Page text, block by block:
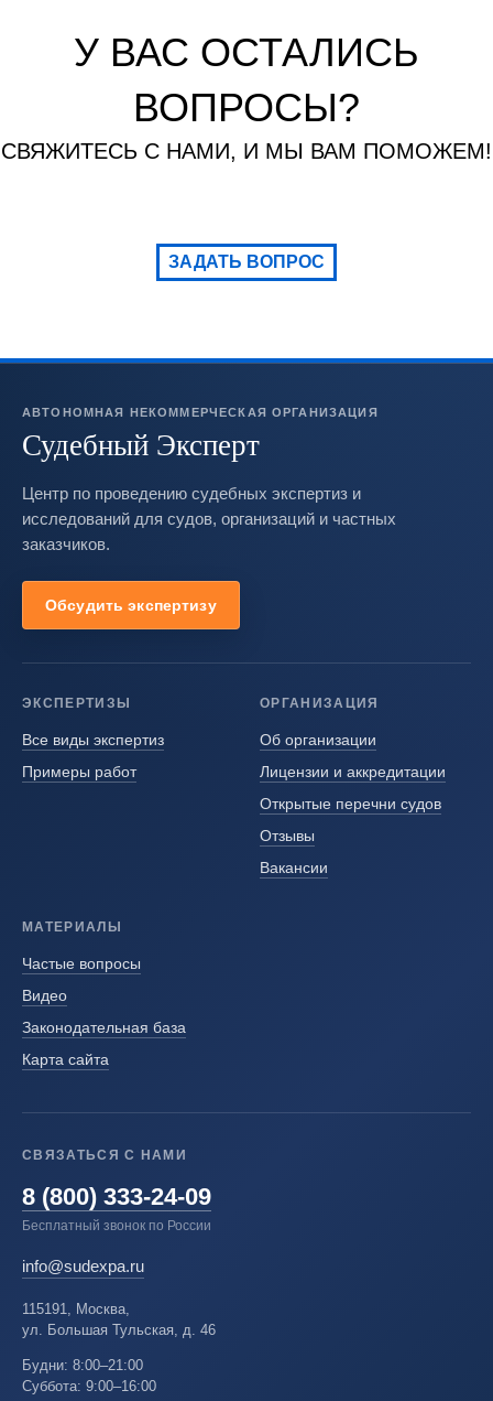
У ВАС ОСТАЛИСЬ
ВОПРОСЫ?
СВЯЖИТЕСЬ С НАМИ, И МЫ ВАМ ПОМОЖЕМ!
ЗАДАТЬ ВОПРОС
АВТОНОМНАЯ НЕКОММЕРЧЕСКАЯ ОРГАНИЗАЦИЯ
Судебный Эксперт
Центр по проведению судебных экспертиз и
исследований для судов, организаций и частных
заказчиков.
Обсудить экспертизу
ЭКСПЕРТИЗЫ
Все виды экспертиз
Примеры работ
ОРГАНИЗАЦИЯ
Об организации
Лицензии и аккредитации
Открытые перечни судов
Отзывы
Вакансии
МАТЕРИАЛЫ
Частые вопросы
Видео
Законодательная база
Карта сайта
СВЯЗАТЬСЯ С НАМИ
8 (800) 333-24-09
Бесплатный звонок по России
info@sudexpa.ru
115191, Москва,
ул. Большая Тульская, д. 46
Будни: 8:00–21:00
Суббота: 9:00–16:00